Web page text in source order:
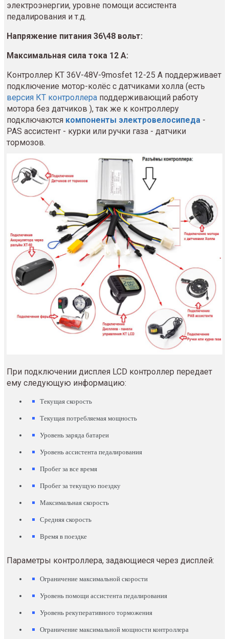
электроэнергии, уровне помощи ассистента
педалирования и т.д.
Напряжение питания 36\48 вольт:
Максимальная сила тока 12 А:
Контроллер KT 36V-48V-9mosfet 12-25 A поддерживает
подключение мотор-колёс с датчиками холла (есть
версия КТ контроллера поддерживающий работу
мотора без датчиков ), так же к контроллеру
подключаются компоненты электровелосипеда -
PAS ассистент - курки или ручки газа - датчики
тормозов.
При подключении дисплея LCD контроллер передает
ему следующую информацию:
Текущая скорость
Текущая потребляемая мощность
Уровень заряда батареи
Уровень ассистента педалирования
Пробег за все время
Пробег за текущую поездку
Максимальная скорость
Средняя скорость
Время в поездке
Параметры контроллера, задающиеся через дисплей:
Ограничение максимальной скорости
Уровень помощи ассистента педалирования
Уровень рекуперативного торможения
Ограничение максимальной мощности контроллера